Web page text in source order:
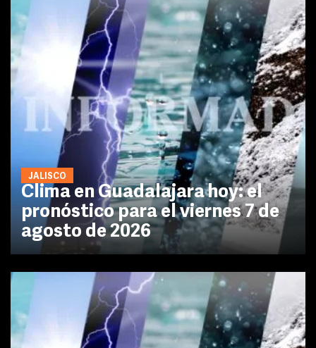
JALISCO
Clima en Guadalajara hoy: el
pronóstico para el viernes 7 de
agosto de 2026